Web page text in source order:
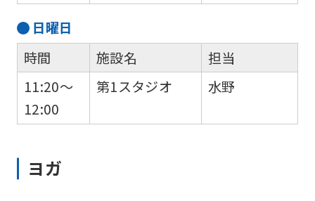
日曜日
時間
11:20～
12:00
施設名
第1スタジオ
担当
水野
ヨガ